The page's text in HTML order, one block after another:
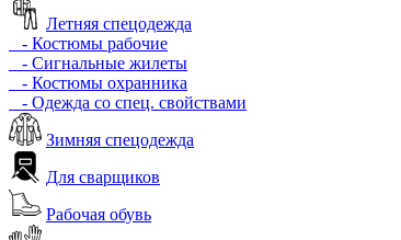
Летняя спецодежда
- Костюмы рабочие
- Сигнальные жилеты
- Костюмы охранника
- Одежда со спец. свойствами
Зимняя спецодежда
Для сварщиков
Рабочая обувь